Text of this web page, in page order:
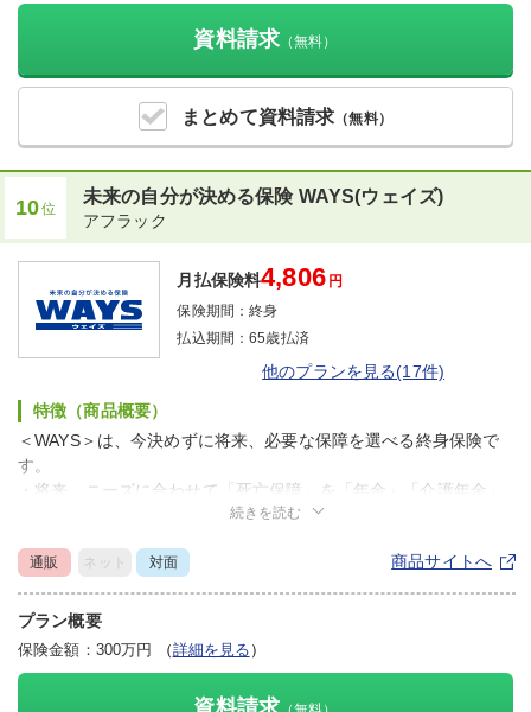
まとめて資料請求 （無料）
資料請求 （無料）
10位
未来の自分が決める保険 WAYS(ウェイズ)
アフラック
月払保険料4,806 円
保険期間：終身
払込期間：65歳払済
他のプランを見る(17件)
特徴（商品概要）
＜WAYS＞は、今決めずに将来、必要な保障を選べる終身保険で
す。
・将来、ニーズに合わせて「死亡保障」を「年金」「介護年金」
「医療保障」コースに変更できる死亡保険です。もちろん変更せ
・保険料払込期間中の解約払戻金を従来*1の70%*2に設定し、そ
の分保険料負担を軽くしました（*1 アフラック規定により計算し
た解約払戻金 *2 累計払込保険料に対する割合ではありませ
ん）。
※ご契約内容やご契約の経過年数などによっては、保険金額や解
続きを読む
通販 ネット 対面 商品サイトへ
プラン概要
保険金額：300万円 （詳細を見る ）